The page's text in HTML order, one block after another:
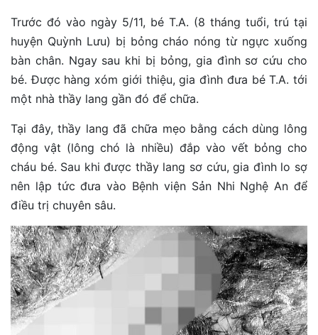
Trước đó vào ngày 5/11, bé T.A. (8 tháng tuổi, trú tại
huyện Quỳnh Lưu) bị bỏng cháo nóng từ ngực xuống
bàn chân. Ngay sau khi bị bỏng, gia đình sơ cứu cho
bé. Được hàng xóm giới thiệu, gia đình đưa bé T.A. tới
một nhà thầy lang gần đó để chữa.
Tại đây, thầy lang đã chữa mẹo bằng cách dùng lông
động vật (lông chó là nhiều) đắp vào vết bỏng cho
cháu bé. Sau khi được thầy lang sơ cứu, gia đình lo sợ
nên lập tức đưa vào Bệnh viện Sản Nhi Nghệ An để
điều trị chuyên sâu.